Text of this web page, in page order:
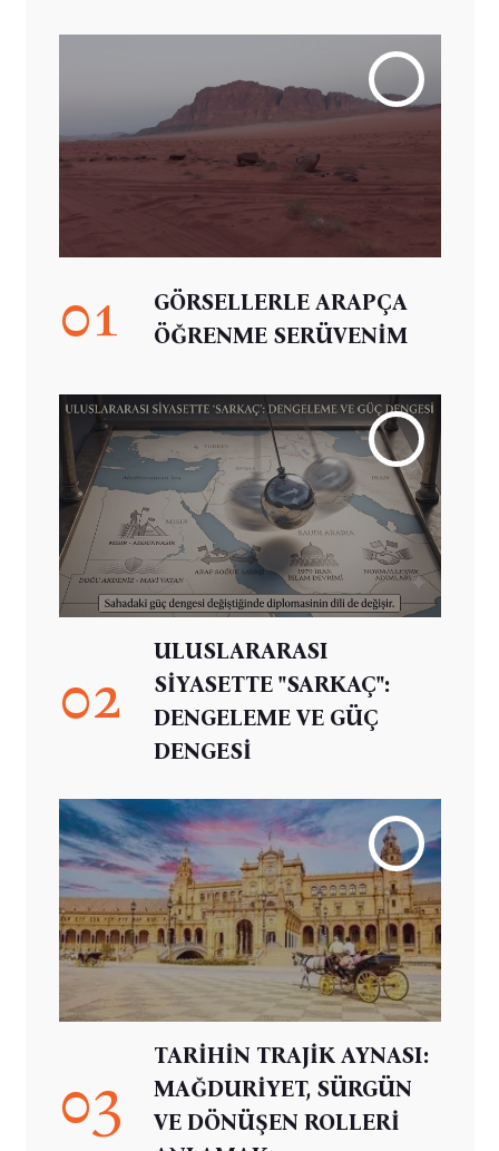
01
GÖRSELLERLE ARAPÇA
ÖĞRENME SERÜVENİM
02
ULUSLARARASI
SİYASETTE "SARKAÇ":
DENGELEME VE GÜÇ
DENGESİ
03
TARİHİN TRAJİK AYNASI:
MAĞDURİYET, SÜRGÜN
VE DÖNÜŞEN ROLLERİ